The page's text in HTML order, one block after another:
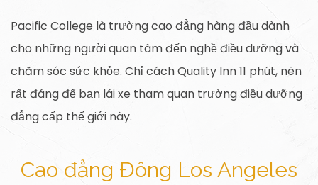
Pacific College là trường cao đẳng hàng đầu dành
cho những người quan tâm đến nghề điều dưỡng và
chăm sóc sức khỏe. Chỉ cách Quality Inn 11 phút, nên
rất đáng để bạn lái xe tham quan trường điều dưỡng
đẳng cấp thế giới này.
Cao đẳng Đông Los Angeles